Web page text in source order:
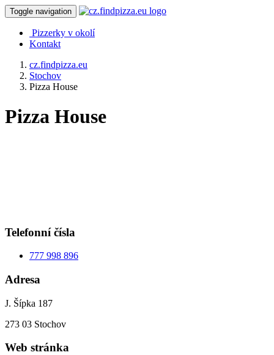
Toggle navigation
Pizzerky v okolí
Kontakt
cz.findpizza.eu
Stochov
Pizza House
Pizza House
Telefonní čísla
777 998 896
Adresa
J. Šípka 187
273 03 Stochov
Web stránka